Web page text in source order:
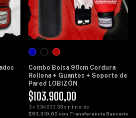
Combo Bolsa 90cm Cordura
Rellena + Guantes + Soporte de
Pared LOBIZÓN
$103.900,00
3x $34.633,33 sin interés
$93.510,00 con Transferencia Bancaria